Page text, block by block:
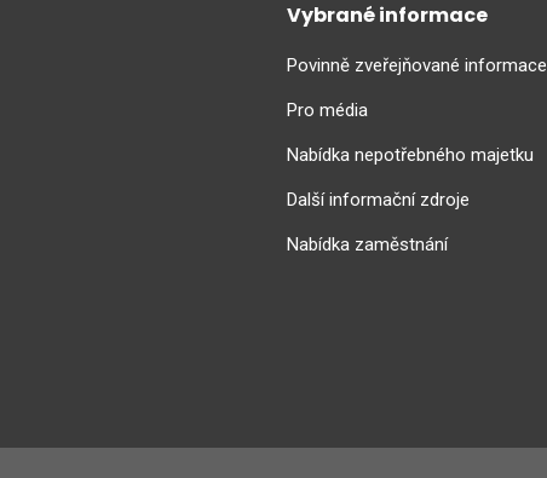
Vybrané informace
Povinně zveřejňované informace
Pro média
Nabídka nepotřebného majetku
Další informační zdroje
Nabídka zaměstnání